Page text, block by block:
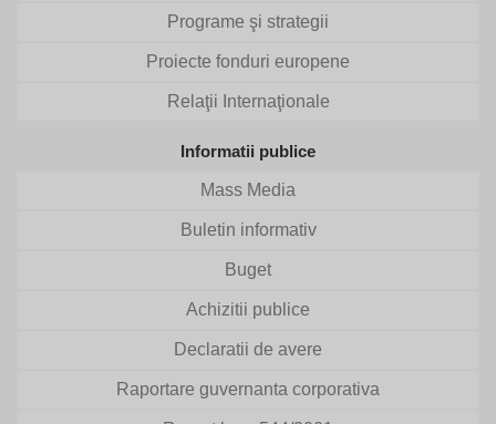
Programe şi strategii
Proiecte fonduri europene
Relaţii Internaţionale
Informatii publice
Mass Media
Buletin informativ
Buget
Achizitii publice
Declaratii de avere
Raportare guvernanta corporativa